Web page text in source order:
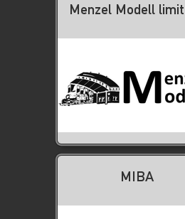
Menzel Modell
MIBA